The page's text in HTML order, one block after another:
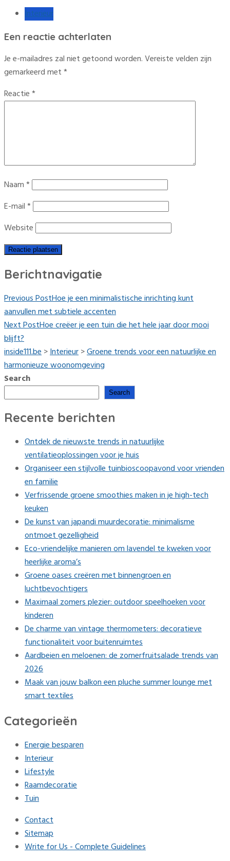
Interieur
Een reactie achterlaten
Je e-mailadres zal niet getoond worden.Vereiste velden zijn
gemarkeerd met*
Reactie*
Naam*
E-mail*
Website
Berichtnavigatie
Previous PostHoe je een minimalistische inrichting kunt
aanvullen met subtiele accenten
Next PostHoe creëer je een tuin die het hele jaar door mooi
blijft?
inside111.be>Interieur>Groene trends voor een natuurlijke en
harmonieuze woonomgeving
Search
Search
Recente berichten
Ontdek de nieuwste trends in natuurlijke
ventilatieoplossingen voor je huis
Organiseer een stijlvolle tuinbioscoopavond voor vrienden
en familie
Verfrissende groene smoothies maken in je high-tech
keuken
De kunst van japandi muurdecoratie: minimalisme
ontmoet gezelligheid
Eco-vriendelijke manieren om lavendel te kweken voor
heerlijke aroma’s
Groene oases creëren met binnengroen en
luchtbevochtigers
Maximaal zomers plezier: outdoor speelhoeken voor
kinderen
De charme van vintage thermometers: decoratieve
functionaliteit voor buitenruimtes
Aardbeien en meloenen: de zomerfruitsalade trends van
2026
Maak van jouw balkon een pluche summer lounge met
smart textiles
Categorieën
Energie besparen
Interieur
Lifestyle
Raamdecoratie
Tuin
Contact
Sitemap
Write for Us - Complete Guidelines